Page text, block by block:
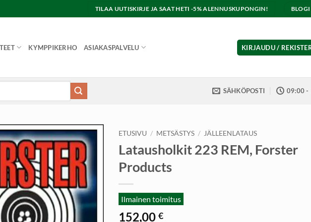
TILAA UUTISKIRJE JA SAAT HETI -5% ALENNUSKUPONGIN! BLOGI
KYMPPIKERHO ASIAKASPALVELU KIRJAUDU /
SÄHKÖPOSTI 09:00 -
ETUSIVU / METSÄSTYS / JÄLLEENLATAUS
Latausholkit 223 REM, Forster
Products
Ilmainen toimitus
152,00 €